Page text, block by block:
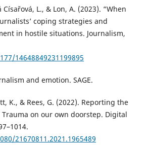
Císařová, L., & Lon, A. (2023). “When
coping strategies and
in hostile situations. Journalism,
14648849231199895
and emotion. SAGE.
K., & Rees, G. (2022). Reporting the
on our own doorstep. Digital
21670811.2021.1965489